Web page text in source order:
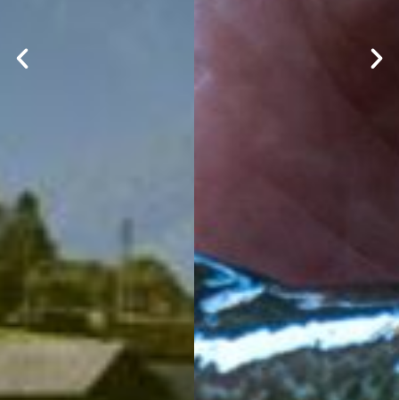
Fischereiverband Südtirol
Leidenschaft fürs Fischen - Verantwortung für die
Gewässer